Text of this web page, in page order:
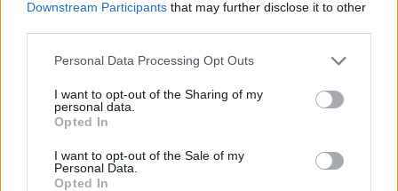
Downstream Participants that may further disclose it to other
Personal Data Processing Opt Outs
I want to opt-out of the Sharing of my
personal data.
Opted In
I want to opt-out of the Sale of my
Personal Data.
Opted In